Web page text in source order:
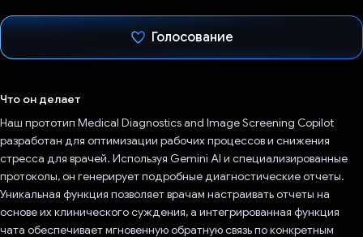
Голосование
Что он делает
Наш прототип Medical Diagnostics and Image Screening Copilot
разработан для оптимизации рабочих процессов и снижения
стресса для врачей. Используя Gemini AI и специализированные
протоколы, он генерирует подробные диагностические отчеты.
Уникальная функция позволяет врачам настраивать отчеты на
основе их клинического суждения, а интегрированная функция
чата обеспечивает мгновенную обратную связь по конкретным